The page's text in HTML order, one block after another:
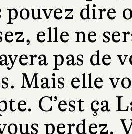
pouvez dire
elle ne
pas de
Mais elle
C’est ça
perdez.